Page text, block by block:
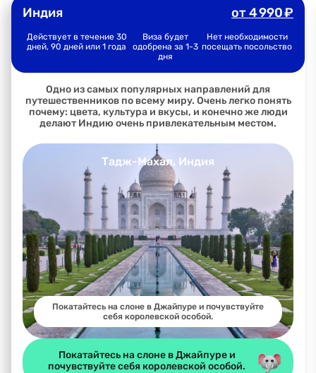
Индия от4 990 ₽
Действует в течение 30
дней, 90 дней или 1 года
Виза будет
одобрена за 1-3
дня
Нет необходимости
посещать посольство
Одно из самых популярных направлений для
путешественников по всему миру. Очень легко понять
почему: цвета, культура и вкусы, и конечно же люди
делают Индию очень привлекательным местом.
Тадж-Махал, Индия
Покатайтесь на слоне в Джайпуре и почувствуйте
себя королевской особой.
Покатайтесь на слоне в Джайпуре и
почувствуйте себя королевской особой.